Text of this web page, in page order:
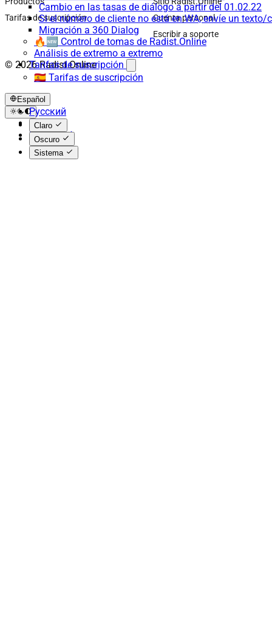
Cambio en las tasas de diálogo a partir del 01.02.22
Si el número de cliente no está en WA, envíe un
Migración a 360 Dialog
🔥🆕 Control de tomas de Radist.Online
Análisis de extremo a extremo
Tarifas de suscripción
🇪🇸 Tarifas de suscripción
Español
Русский
English
Español
Claro
Oscuro
Sistema
Tarifas de suscripción
Cuenta personal
Escribir a soporte
© 2026 Radist.Online